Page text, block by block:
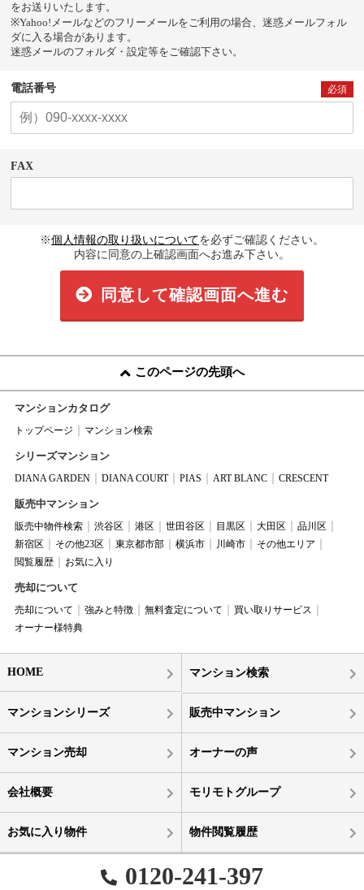
をお送りいたします。
※Yahoo!メールなどのフリーメールをご利用の場合、迷惑メールフォル
ダに入る場合があります。
迷惑メールのフォルダ・設定等をご確認下さい。
電話番号 必須
FAX
※個人情報の取り扱いについてを必ずご確認ください。
内容に同意の上確認画面へお進み下さい。
同意して確認画面へ進む
このページの先頭へ
マンションカタログ
トップページ マンション検索
シリーズマンション
DIANA GARDEN DIANA COURT PIAS ART BLANC CRESCENT
販売中マンション
販売中物件検索 渋谷区 港区 世田谷区 目黒区 大田区
品川区
新宿区
その他23区 東京都市部 横浜市 川崎市
その他エリア
閲覧履歴
お気に入り
売却について
売却について 強みと特徴 無料査定について
買い取りサービス
オーナー様特典
HOME マンション検索
マンションシリーズ 販売中マンション
マンション売却 オーナーの声
会社概要 モリモトグループ
お気に入り物件 物件閲覧履歴
0120-241-397